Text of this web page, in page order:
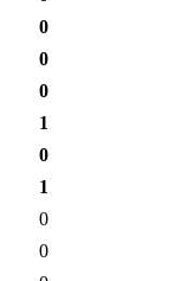
0
0
0
1
0
1
0
0